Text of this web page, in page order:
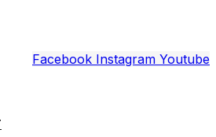
Facebook Instagram Youtube